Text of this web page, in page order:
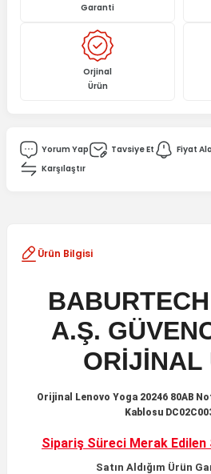
Garanti
Orjinal
Ürün
Yorum Yap Tavsiye Et Fiyat
Karşılaştır
Ürün Bilgisi
A.Ş.
ORİJİNAL
Orijinal Lenovo Yoga 20246 80AB
Kablosu
Sipariş Süreci Merak Edilen
Satın Aldığım Ürün